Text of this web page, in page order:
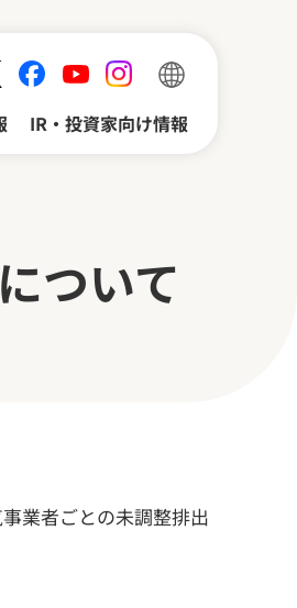
IR・投資家向け情報
ード入力
ついて
業者ごとの未調整排出